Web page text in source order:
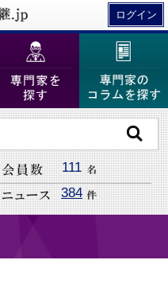
ログイン
111
384